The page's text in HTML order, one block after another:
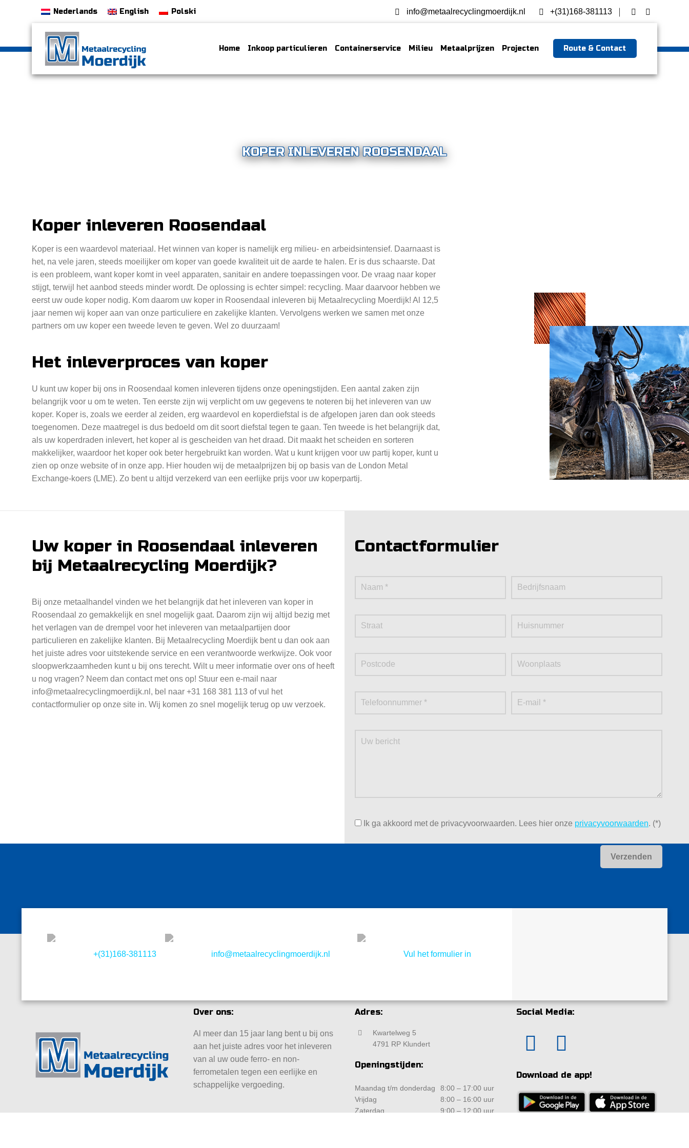
Nederlands English Polski info@metaalrecyclingmoerdijk.nl +(31)168-381113
Home Inkoop particulieren Containerservice Milieu Metaalprijzen Projecten Route & Contact
KOPER INLEVEREN ROOSENDAAL
Koper inleveren Roosendaal
Koper is een waardevol materiaal. Het winnen van koper is namelijk erg milieu- en arbeidsintensief. Daarnaast is
het, na vele jaren, steeds moeilijker om koper van goede kwaliteit uit de aarde te halen. Er is dus schaarste. Dat
is een probleem, want koper komt in veel apparaten, sanitair en andere toepassingen voor. De vraag naar koper
stijgt, terwijl het aanbod steeds minder wordt. De oplossing is echter simpel: recycling. Maar daarvoor hebben we
eerst uw oude koper nodig. Kom daarom uw koper in Roosendaal inleveren bij Metaalrecycling Moerdijk! Al 12,5
jaar nemen wij koper aan van onze particuliere en zakelijke klanten. Vervolgens werken we samen met onze
partners om uw koper een tweede leven te geven. Wel zo duurzaam!
Het inleverproces van koper
U kunt uw koper bij ons in Roosendaal komen inleveren tijdens onze openingstijden. Een aantal zaken zijn
belangrijk voor u om te weten. Ten eerste zijn wij verplicht om uw gegevens te noteren bij het inleveren van uw
koper. Koper is, zoals we eerder al zeiden, erg waardevol en koperdiefstal is de afgelopen jaren dan ook steeds
toegenomen. Deze maatregel is dus bedoeld om dit soort diefstal tegen te gaan. Ten tweede is het belangrijk dat,
als uw koperdraden inlevert, het koper al is gescheiden van het draad. Dit maakt het scheiden en sorteren
makkelijker, waardoor het koper ook beter hergebruikt kan worden. Wat u kunt krijgen voor uw partij koper, kunt u
zien op onze website of in onze app. Hier houden wij de metaalprijzen bij op basis van de London Metal
Exchange-koers (LME). Zo bent u altijd verzekerd van een eerlijke prijs voor uw koperpartij.
Uw koper in Roosendaal inleveren
bij Metaalrecycling Moerdijk?
Bij onze metaalhandel vinden we het belangrijk dat het inleveren van koper in
Roosendaal zo gemakkelijk en snel mogelijk gaat. Daarom zijn wij altijd bezig met
het verlagen van de drempel voor het inleveren van metaalpartijen door
particulieren en zakelijke klanten. Bij Metaalrecycling Moerdijk bent u dan ook aan
het juiste adres voor uitstekende service en een verantwoorde werkwijze. Ook voor
sloopwerkzaamheden kunt u bij ons terecht. Wilt u meer informatie over ons of heeft
u nog vragen? Neem dan contact met ons op! Stuur een e-mail naar
info@metaalrecyclingmoerdijk.nl, bel naar +31 168 381 113 of vul het
contactformulier op onze site in. Wij komen zo snel mogelijk terug op uw verzoek.
Contactformulier
Ik ga akkoord met de privacyvoorwaarden. Lees hier onze privacyvoorwaarden. (*)
+(31)168-381113 info@metaalrecyclingmoerdijk.nl Vul het formulier in
Over ons:
Al meer dan 15 jaar lang bent u bij ons
aan het juiste adres voor het inleveren
van al uw oude ferro- en non-
ferrometalen tegen een eerlijke en
schappelijke vergoeding.
Adres:
Kwartelweg 5
4791 RP Klundert
Openingstijden:
Maandag t/m donderdag
8:00 – 17:00 uur
Vrijdag
8:00 – 16:00 uur
Zaterdag
9:00 – 12:00 uur
Social Media:
Download de app!